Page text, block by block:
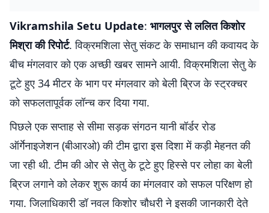
Vikramshila Setu Update: भागलपुर से ललित किशोर
मिश्रा की रिपोर्ट. विक्रमशिला सेतु संकट के समाधान की कवायद के
बीच मंगलवार को एक अच्छी खबर सामने आयी. विक्रमशिला सेतु के
टूटे हुए 34 मीटर के भाग पर मंगलवार को बेली ब्रिज के स्ट्रक्चर
को सफलतापूर्वक लॉन्च कर दिया गया.
पिछले एक सप्ताह से सीमा सड़क संगठन यानी बॉर्डर रोड
ऑर्गेनाइजेशन (बीआरओ) की टीम द्वारा इस दिशा में कड़ी मेहनत की
जा रही थी. टीम की ओर से सेतु के टूटे हुए हिस्से पर लोहा का बेली
ब्रिज लगाने को लेकर शुरू कार्य का मंगलवार को सफल परिक्षण हो
गया. जिलाधिकारी डॉ नवल किशोर चौधरी ने इसकी जानकारी देते